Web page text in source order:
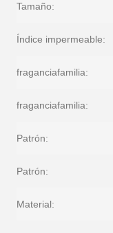
Tamaño:
Índice impermeable:
fraganciafamilia:
fraganciafamilia:
Patrón:
Patrón:
Material: